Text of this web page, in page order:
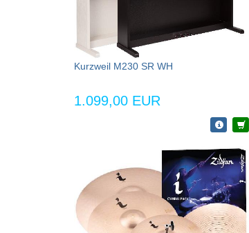
Kurzweil M230 SR WH
1.099,00 EUR